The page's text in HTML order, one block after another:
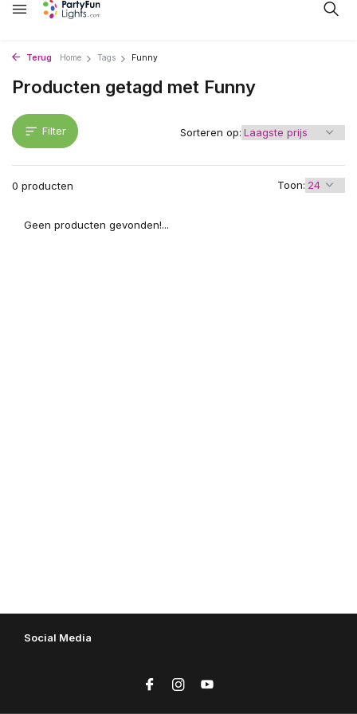
Terug Home Tags Funny
Producten getagd met Funny
Filter
0 producten Toon:
Sorteren op:
Geen producten gevonden!...
Social Media